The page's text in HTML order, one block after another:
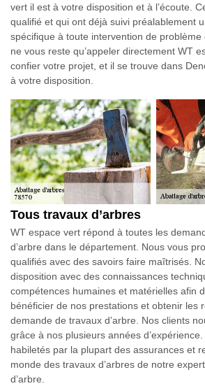
vert il est à votre disposition et à l’écoute.
qualifié et qui ont déjà suivi préalablement
spécifique à toute intervention de problème
ne vous reste qu’appeler directement WT
confier votre projet, et il se trouve dans
à votre disposition.
Tous travaux d’arbres
WT espace vert répond à toutes les
d’arbre dans le département. Nous vous
qualifiés avec des savoirs faire maîtrisés.
disposition avec des connaissances
compétences humaines et matérielles afin
bénéficier de nos prestations et obtenir les
demande de travaux d’arbre. Nos clients
grâce à nos plusieurs années
habiletés par la plupart des assurances et
monde des travaux d’arbres de notre
d’arbre.